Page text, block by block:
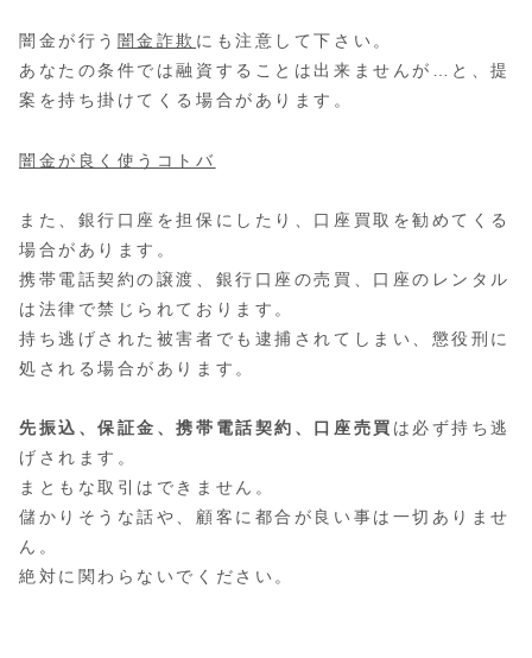
闇金が行う 闇金詐欺 にも注意して下さい。
あなたの条件では融資することは出来ませんが…と、提
案を持ち掛けてくる場合があります。
闇金が良く使うコトバ
また、銀行口座を担保にしたり、口座買取を勧めてくる
場合があります。
携帯電話契約の譲渡、銀行口座の売買、口座のレンタル
は法律で禁じられております。
持ち逃げされた被害者でも逮捕されてしまい、懲役刑に
処される場合があります。
先振込、保証金、携帯電話契約、口座売買 は必ず持ち逃
げされます。
まともな取引はできません。
儲かりそうな話や、顧客に都合が良い事は一切ありませ
ん。
絶対に関わらないでください。